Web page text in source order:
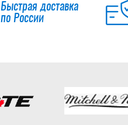
Быстрая доставка
по России